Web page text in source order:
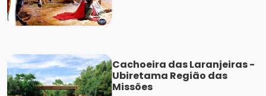
Cachoeira das Laranjeiras -
Ubiretama Região das
Missões